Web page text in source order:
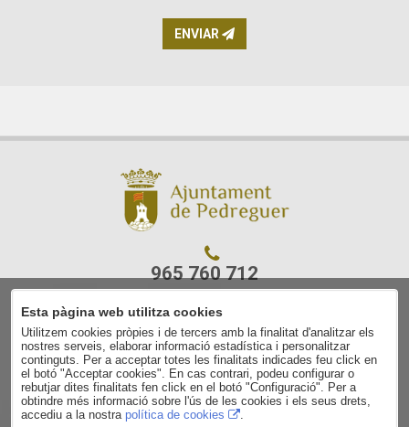
ENVIAR
965 760 712
C/ Ajuntament, 7
03750 Pedreguer
(Alacant)
Aviso legal
Contacto
Esta pàgina web utilitza cookies
Utilitzem cookies pròpies i de tercers amb la finalitat d'analitzar els
nostres serveis, elaborar informació estadística i personalitzar
continguts. Per a acceptar totes les finalitats indicades feu click en
el botó "Acceptar cookies". En cas contrari, podeu configurar o
rebutjar dites finalitats fen click en el botó "Configuració". Per a
obtindre més informació sobre l'ús de les cookies i els seus drets,
accediu a la nostra política de cookies .